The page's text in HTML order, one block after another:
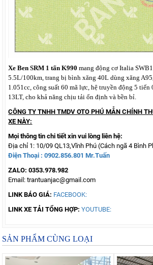
Xe Ben SRM 1 tấn K990 mang động cơ Italia
5.5L/100km, trang bị bình xăng 40L dùng xăng
1.051cc, công suất 60 mã lực, hệ truyền động 5
13LT, cho khả năng chịu tải ổn định và bền bỉ.
CÔNG TY TNHH TMDV OTO PHÚ MẪN CHÍNH
XE NÀY:
Mọi thông tin chi tiết xin vui lòng liên hệ:
Địa chỉ 1: 10/09 QL13,Vĩnh Phú (Cách ngã 4 Bình
Điện Thoại :0902.856.801 Mr.Tuấn
ZALO: 0353.978.982
Email: trantuanjac@gmail.com
LINK BÁO GIÁ: FACEBOOK:
LINK XE TẢI TỔNG HỢP: YOUTUBE:
SẢN PHẨM CÙNG LOẠI